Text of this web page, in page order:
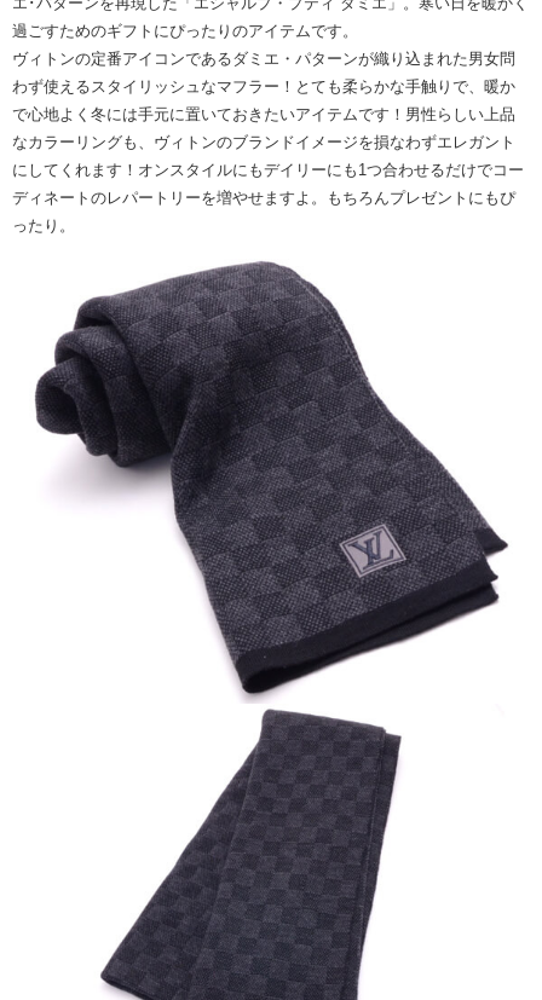
過ごすためのギフトにぴったりのアイテムです。
ヴィトンの定番アイコンであるダミエ・パターンが織り込まれた男女問
わず使えるスタイリッシュなマフラー！とても柔らかな手触りで、暖か
で心地よく冬には手元に置いておきたいアイテムです！男性らしい上品
なカラーリングも、ヴィトンのブランドイメージを損なわずエレガント
にしてくれます！オンスタイルにもデイリーにも1つ合わせるだけでコー
ディネートのレパートリーを増やせますよ。もちろんプレゼントにもぴ
ったり。